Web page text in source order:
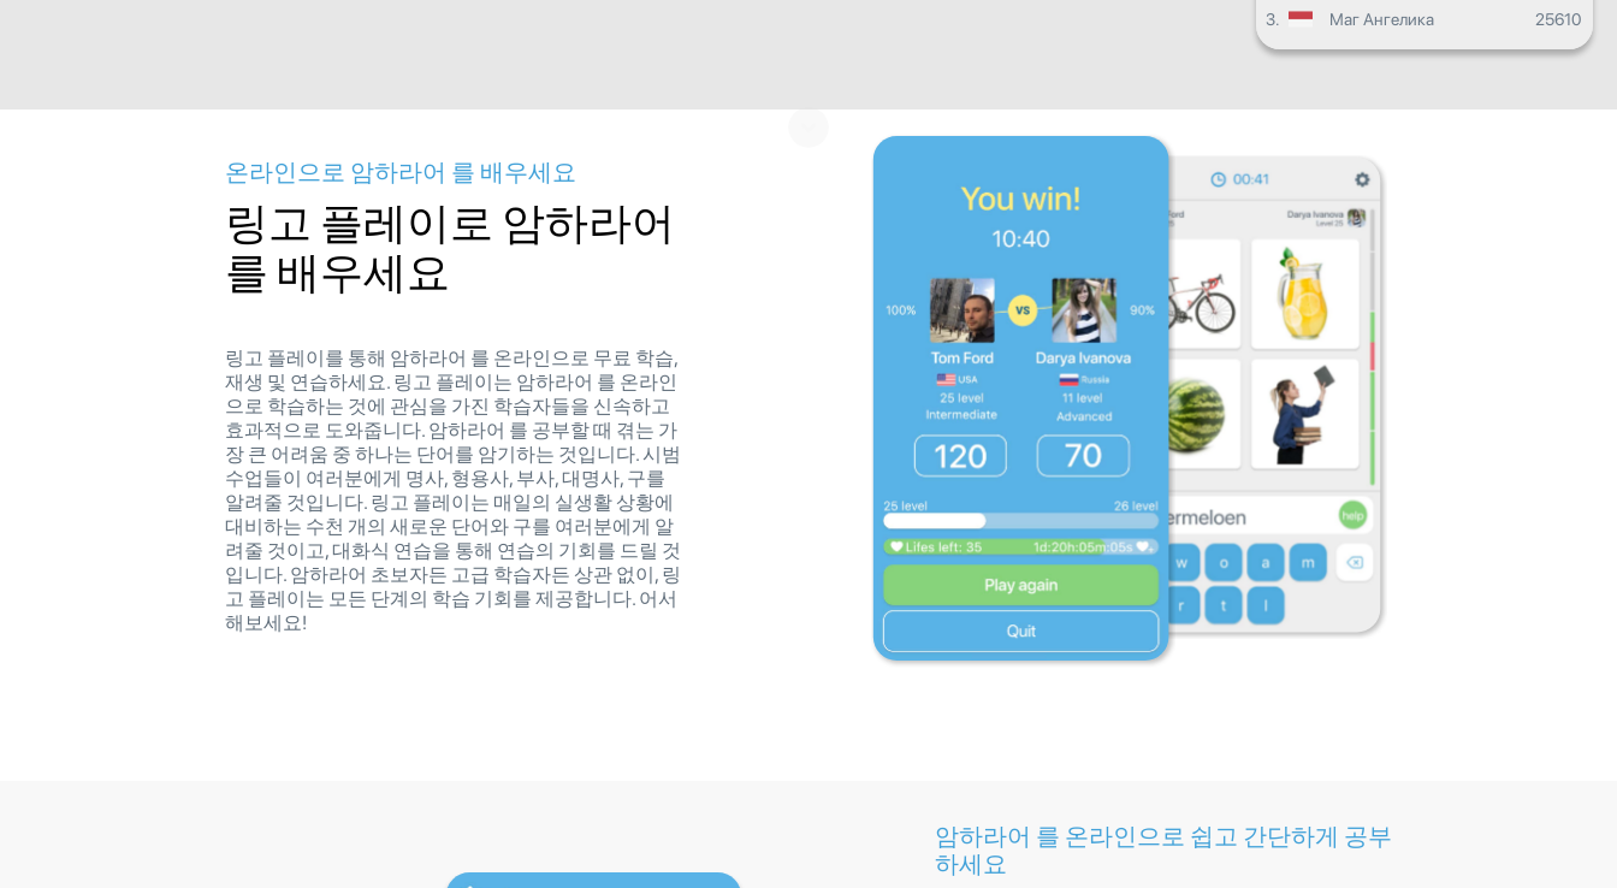
3.
Маг Ангелика 25610
온라인으로 암하라어 를 배우세요
링고 플레이로 암하라어
를 배우세요
링고 플레이를 통해 암하라어 를 온라인으로 무료 학습,
재생 및 연습하세요. 링고 플레이는 암하라어 를 온라인
으로 학습하는 것에 관심을 가진 학습자들을 신속하고
효과적으로 도와줍니다. 암하라어 를 공부할 때 겪는 가
장 큰 어려움 중 하나는 단어를 암기하는 것입니다. 시범
수업들이 여러분에게 명사, 형용사, 부사, 대명사, 구를
알려줄 것입니다. 링고 플레이는 매일의 실생활 상황에
대비하는 수천 개의 새로운 단어와 구를 여러분에게 알
려줄 것이고, 대화식 연습을 통해 연습의 기회를 드릴 것
입니다. 암하라어 초보자든 고급 학습자든 상관 없이, 링
고 플레이는 모든 단계의 학습 기회를 제공합니다. 어서
해보세요!
암하라어 를 온라인으로 쉽고 간단하게 공부
하세요